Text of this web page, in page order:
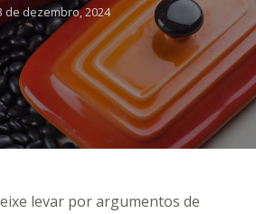
de dezembro, 2024
levar por argumentos de